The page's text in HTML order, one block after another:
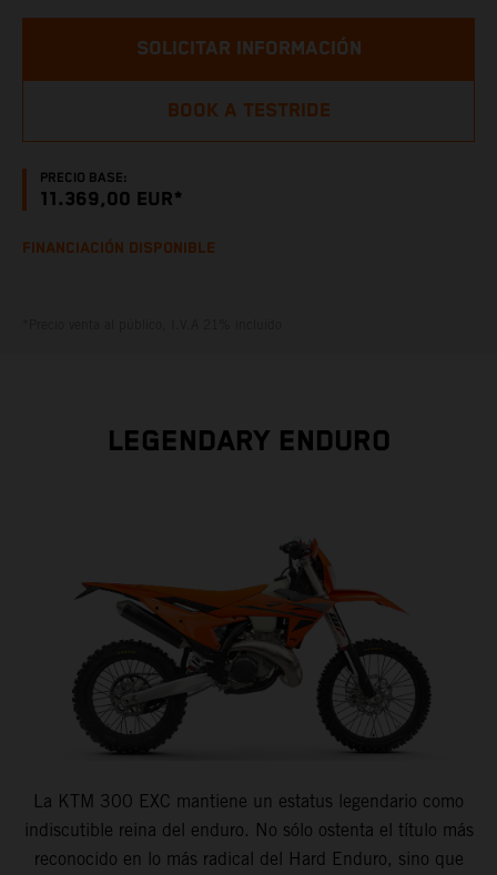
PRECIO BASE:
11.369,00 EUR*
SOLICITAR INFORMACIÓN
BOOK A TESTRIDE
FINANCIACIÓN DISPONIBLE
LEGENDARY ENDURO
La KTM 300 EXC mantiene un estatus legendario como
indiscutible reina del enduro. No sólo ostenta el título más
reconocido en lo más radical del Hard Enduro, sino que